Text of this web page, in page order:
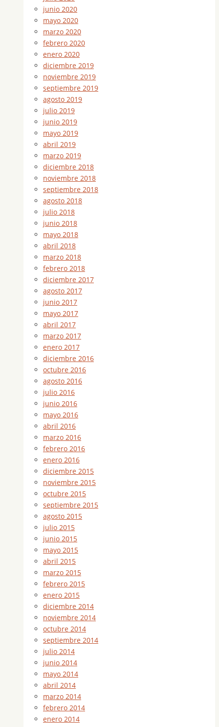
junio 2020
mayo 2020
marzo 2020
febrero 2020
enero 2020
diciembre 2019
noviembre 2019
septiembre 2019
agosto 2019
julio 2019
junio 2019
mayo 2019
abril 2019
marzo 2019
diciembre 2018
noviembre 2018
septiembre 2018
agosto 2018
julio 2018
junio 2018
mayo 2018
abril 2018
marzo 2018
febrero 2018
diciembre 2017
agosto 2017
junio 2017
mayo 2017
abril 2017
marzo 2017
enero 2017
diciembre 2016
octubre 2016
agosto 2016
julio 2016
junio 2016
mayo 2016
abril 2016
marzo 2016
febrero 2016
enero 2016
diciembre 2015
noviembre 2015
octubre 2015
septiembre 2015
agosto 2015
julio 2015
junio 2015
mayo 2015
abril 2015
marzo 2015
febrero 2015
enero 2015
diciembre 2014
noviembre 2014
octubre 2014
septiembre 2014
julio 2014
junio 2014
mayo 2014
abril 2014
marzo 2014
febrero 2014
enero 2014